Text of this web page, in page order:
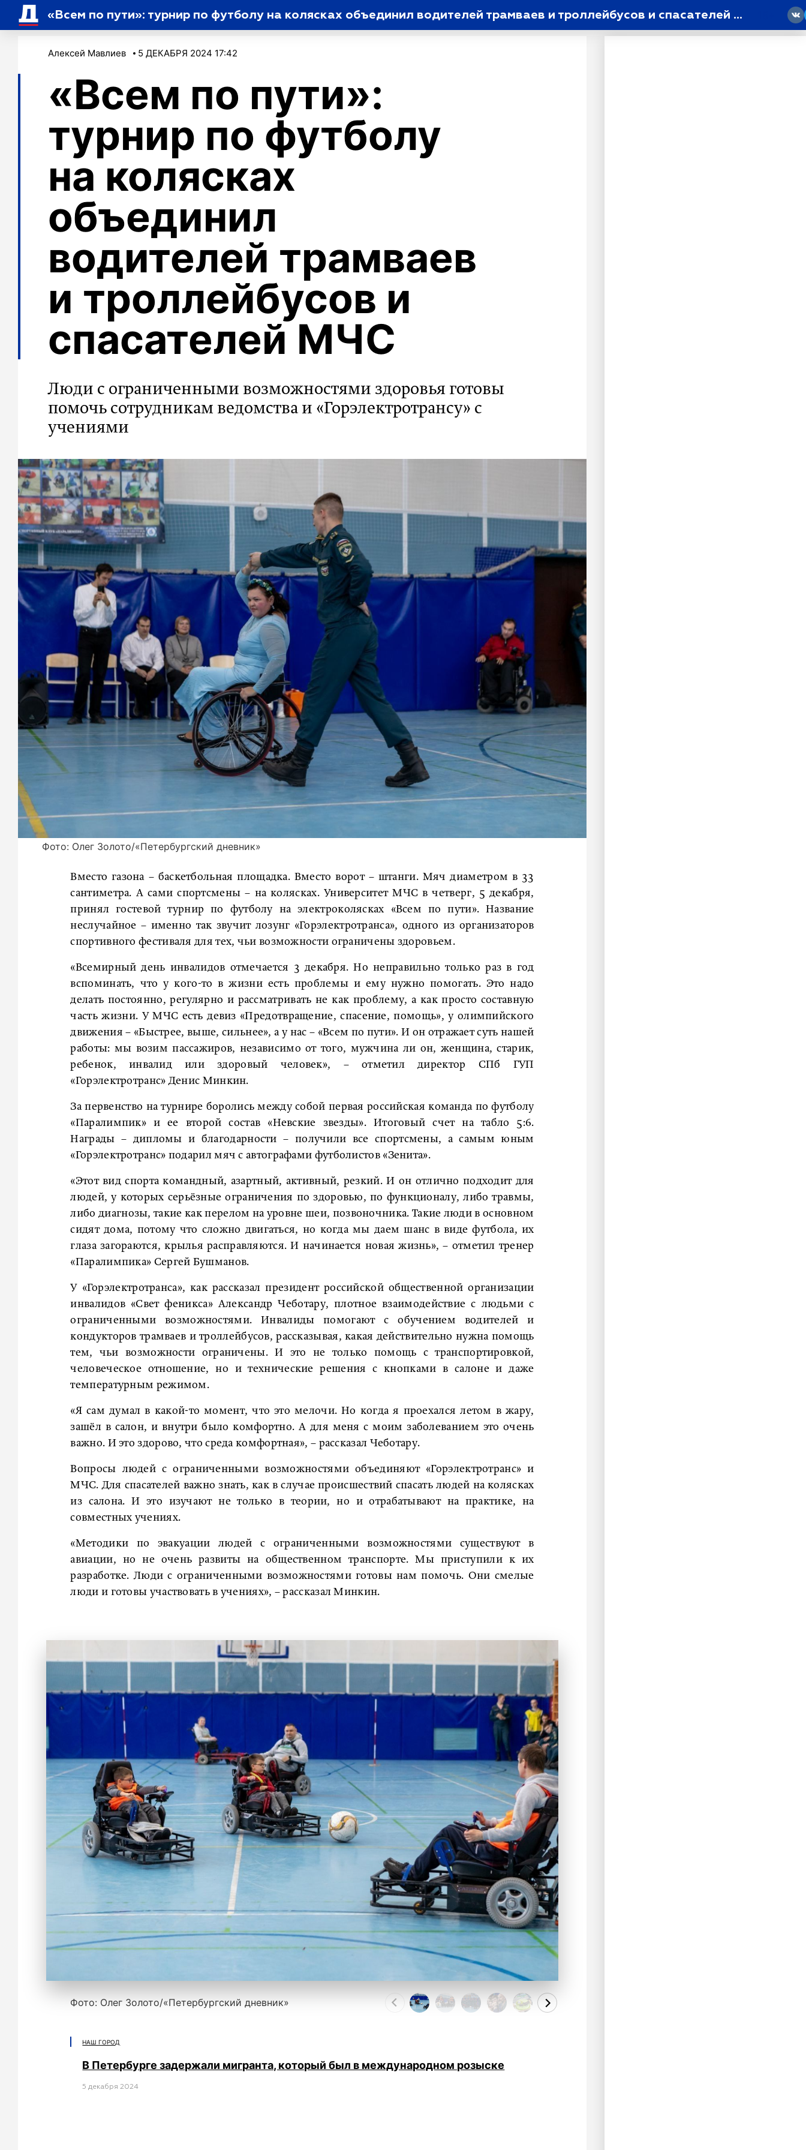
«Всем по пути»: турнир по футболу на колясках объединил водителей трамваев и троллейбусов и спасателей МЧС
Алексей Мавлиев 5 ДЕКАБРЯ 2024 17:42
«Всем по пути»:
турнир по футболу
на колясках
объединил
водителей трамваев
и троллейбусов и
спасателей МЧС
Люди с ограниченными возможностями здоровья готовы
помочь сотрудникам ведомства и «Горэлектротрансу» с
учениями
Фото: Олег Золото/«Петербургский дневник»
Вместо газона – баскетбольная площадка. Вместо ворот – штанги. Мяч диаметром в 33
сантиметра. А сами спортсмены – на колясках. Университет МЧС в четверг, 5 декабря,
принял гостевой турнир по футболу на электроколясках «Всем по пути». Название
неслучайное – именно так звучит лозунг «Горэлектротранса», одного из организаторов
спортивного фестиваля для тех, чьи возможности ограничены здоровьем.
«Всемирный день инвалидов отмечается 3 декабря. Но неправильно только раз в год
вспоминать, что у кого-то в жизни есть проблемы и ему нужно помогать. Это надо
делать постоянно, регулярно и рассматривать не как проблему, а как просто составную
часть жизни. У МЧС есть девиз «Предотвращение, спасение, помощь», у олимпийского
движения – «Быстрее, выше, сильнее», а у нас – «Всем по пути». И он отражает суть нашей
работы: мы возим пассажиров, независимо от того, мужчина ли он, женщина, старик,
ребенок, инвалид или здоровый человек», – отметил директор СПб ГУП
«Горэлектротранс» Денис Минкин.
За первенство на турнире боролись между собой первая российская команда по футболу
«Паралимпик» и ее второй состав «Невские звезды». Итоговый счет на табло 5:6.
Награды – дипломы и благодарности – получили все спортсмены, а самым юным
«Горэлектротранс» подарил мяч с автографами футболистов «Зенита».
«Этот вид спорта командный, азартный, активный, резкий. И он отлично подходит для
людей, у которых серьёзные ограничения по здоровью, по функционалу, либо травмы,
либо диагнозы, такие как перелом на уровне шеи, позвоночника. Такие люди в основном
сидят дома, потому что сложно двигаться, но когда мы даем шанс в виде футбола, их
глаза загораются, крылья расправляются. И начинается новая жизнь», – отметил тренер
«Паралимпика» Сергей Бушманов.
У «Горэлектротранса», как рассказал президент российской общественной организации
инвалидов «Свет феникса» Александр Чеботару, плотное взаимодействие с людьми с
ограниченными возможностями. Инвалиды помогают с обучением водителей и
кондукторов трамваев и троллейбусов, рассказывая, какая действительно нужна помощь
тем, чьи возможности ограничены. И это не только помощь с транспортировкой,
человеческое отношение, но и технические решения с кнопками в салоне и даже
температурным режимом.
«Я сам думал в какой-то момент, что это мелочи. Но когда я проехался летом в жару,
зашёл в салон, и внутри было комфортно. А для меня с моим заболеванием это очень
важно. И это здорово, что среда комфортная», – рассказал Чеботару.
Вопросы людей с ограниченными возможностями объединяют «Горэлектротранс» и
МЧС. Для спасателей важно знать, как в случае происшествий спасать людей на колясках
из салона. И это изучают не только в теории, но и отрабатывают на практике, на
совместных учениях.
«Методики по эвакуации людей с ограниченными возможностями существуют в
авиации, но не очень развиты на общественном транспорте. Мы приступили к их
разработке. Люди с ограниченными возможностями готовы нам помочь. Они смелые
люди и готовы участвовать в учениях», – рассказал Минкин.
Фото: Олег Золото/«Петербургский дневник»
НАШ ГОРОД
В Петербурге задержали мигранта, который был в международном розыске
5 декабря 2024